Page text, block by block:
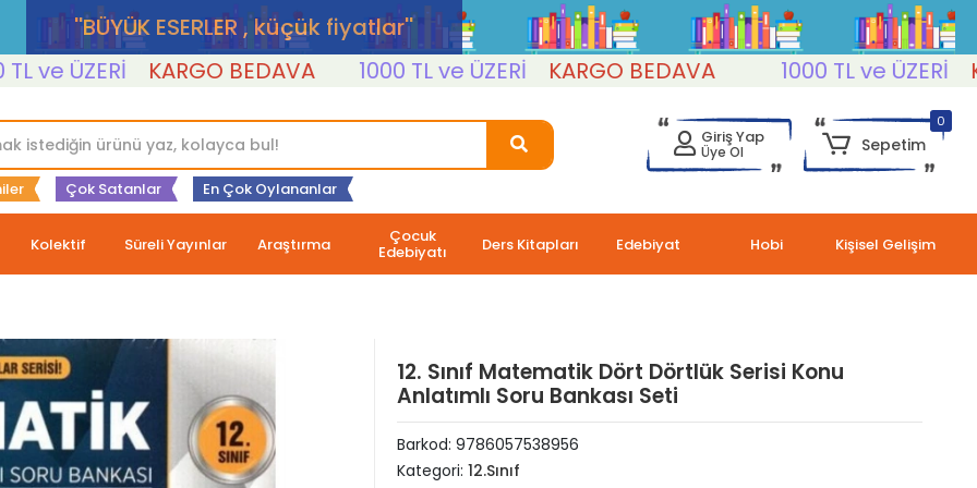
''BÜYÜK ESERLER , küçük fiyatlar''
KARGO BEDAVA 1000 TL ve ÜZERİ KARGO BEDAVA 1000 TL ve ÜZERİ
Çok Satanlar En Çok Oylananlar
Giriş Yap
Üye Ol
0
Sepetim
Kolektif Süreli Yayınlar Araştırma Çocuk
Edebiyatı Ders Kitapları Edebiyat Hobi Kişisel Gelişim
12. Sınıf Matematik Dört Dörtlük Serisi Konu
Anlatımlı Soru Bankası Seti
Barkod: 9786057538956
Kategori: 12.Sınıf